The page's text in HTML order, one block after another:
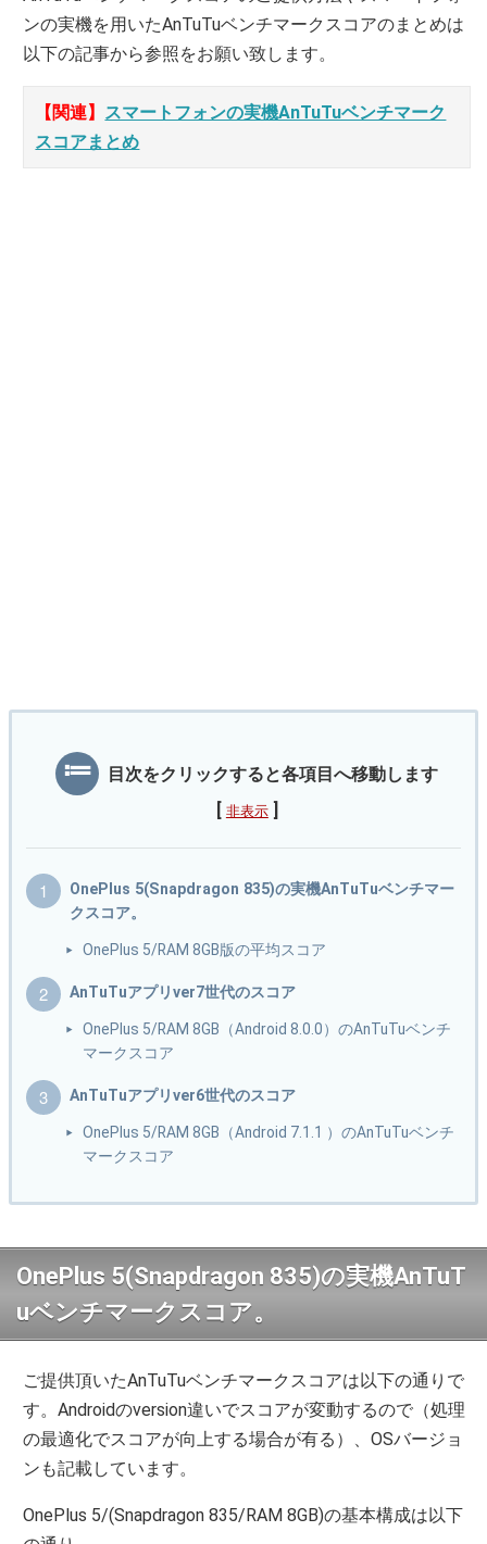
ンの実機を用いたAnTuTuベンチマークスコアのまとめは
以下の記事から参照をお願い致します。
【関連】 スマートフォンの実機AnTuTuベンチマーク
スコアまとめ
目次をクリックすると各項目へ移動します
非表示
OnePlus 5(Snapdragon 835)の実機AnTuTuベンチマー
クスコア。
OnePlus 5/RAM 8GB版の平均スコア
AnTuTuアプリver7世代のスコア
OnePlus 5/RAM 8GB（Android 8.0.0）のAnTuTuベンチ
マークスコア
AnTuTuアプリver6世代のスコア
OnePlus 5/RAM 8GB（Android 7.1.1 ）のAnTuTuベンチ
マークスコア
OnePlus 5(Snapdragon 835)の実機AnTuT
uベンチマークスコア。
ご提供頂いたAnTuTuベンチマークスコアは以下の通りで
す。Androidのversion違いでスコアが変動するので（処理
の最適化でスコアが向上する場合が有る）、OSバージョ
ンも記載しています。
OnePlus 5/(Snapdragon 835/RAM 8GB)の基本構成は以下